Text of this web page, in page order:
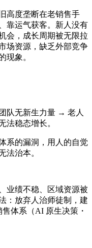
高度垄断在老销售手
靠运气获客。新人没有
会，成长周期被无限拉
场资源，缺乏外部竞争
现象。
队无新生力量 → 老人
稳态增长。
系的漏洞，用人的自觉
法治本。
业绩不稳、区域资源被
：放弃人治师徒制，建
体系（AI 原生决策・